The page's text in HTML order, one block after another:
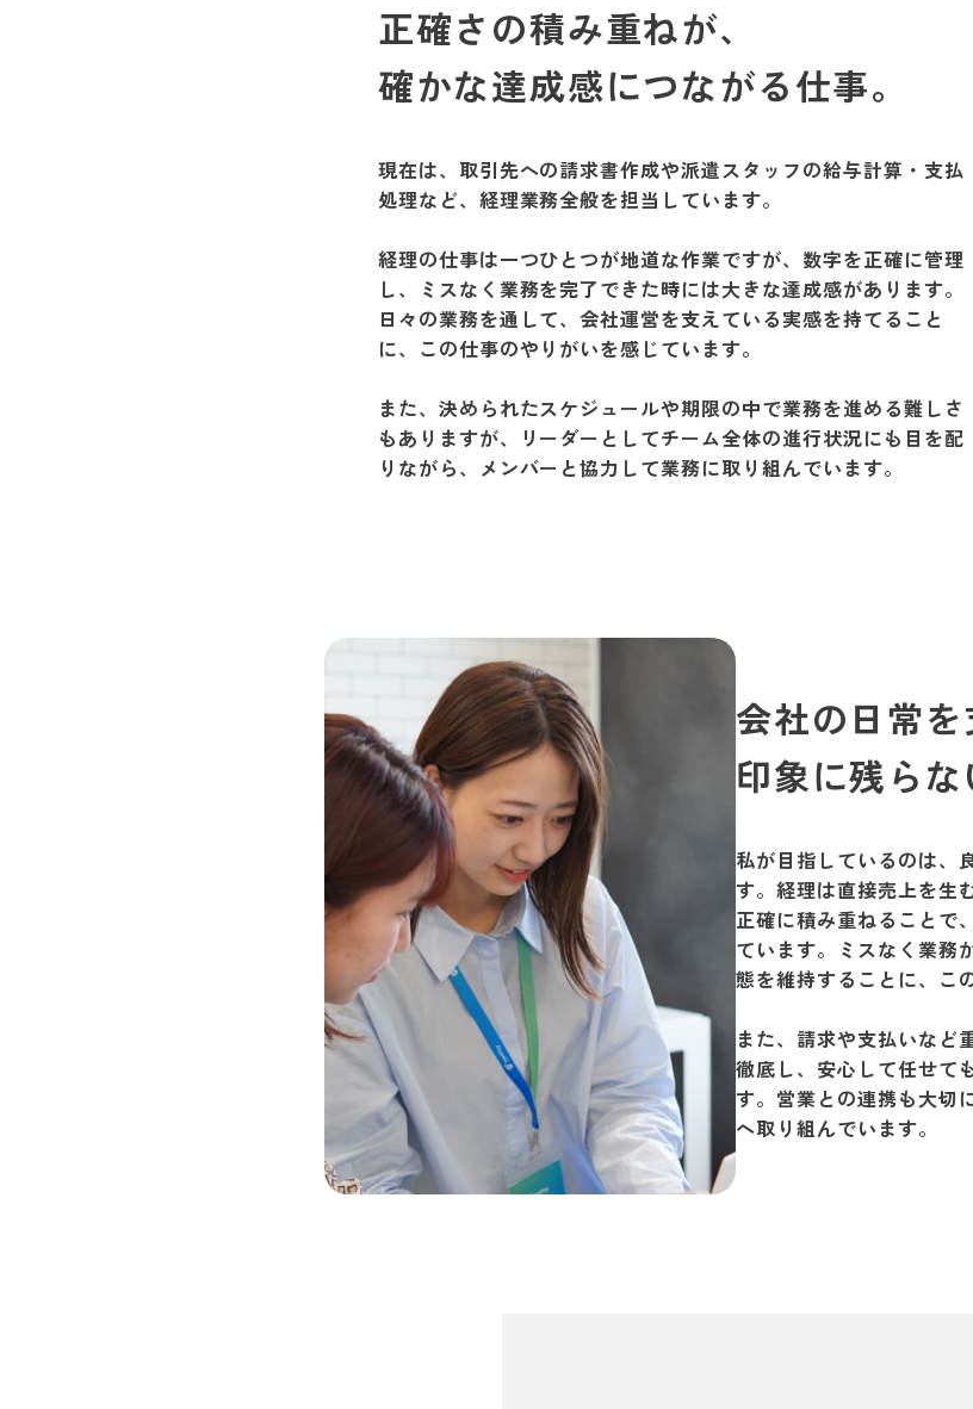
正確さの積み重ねが、
確かな達成感につながる仕事。
現在は、取引先への請求書作成や派遣スタッフの給与計算・支払
処理など、経理業務全般を担当しています。
経理の仕事は一つひとつが地道な作業ですが、数字を正確に管理
し、ミスなく業務を完了できた時には大きな達成感があります。
日々の業務を通して、会社運営を支えている実感を持てること
に、この仕事のやりがいを感じています。
また、決められたスケジュールや期限の中で業務を進める難しさ
もありますが、リーダーとしてチーム全体の進行状況にも目を配
りながら、メンバーと協力して業務に取り組んでいます。
会社の日常を
印象に残らな
私が目指しているのは、
す。経理は直接売上を生
正確に積み重ねることで
ています。ミスなく業務
態を維持することに、こ
また、請求や支払いなど
徹底し、安心して任せて
す。営業との連携も大切
へ取り組んでいます。